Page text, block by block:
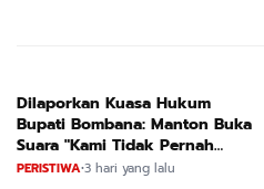
Dilaporkan Kuasa Hukum
Bupati Bombana: Manton Buka
Suara "Kami Tidak Pernah
Menutup Ruang Hak Jawab"
PERISTIWA•3 hari yang lalu